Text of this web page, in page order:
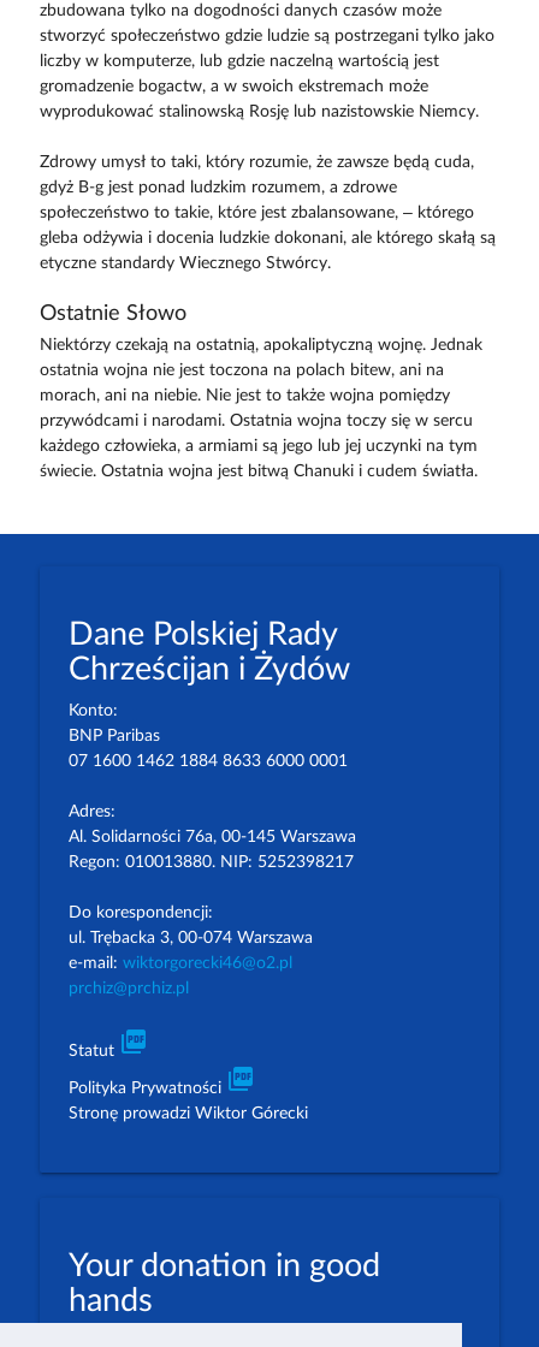
zbudowana tylko na dogodności danych czasów może
stworzyć społeczeństwo gdzie ludzie są postrzegani tylko jako
liczby w komputerze, lub gdzie naczelną wartością jest
gromadzenie bogactw, a w swoich ekstremach może
wyprodukować stalinowską Rosję lub nazistowskie Niemcy.
Zdrowy umysł to taki, który rozumie, że zawsze będą cuda,
gdyż B-g jest ponad ludzkim rozumem, a zdrowe
społeczeństwo to takie, które jest zbalansowane, – którego
gleba odżywia i docenia ludzkie dokonani, ale którego skałą są
etyczne standardy Wiecznego Stwórcy.
Ostatnie Słowo
Niektórzy czekają na ostatnią, apokaliptyczną wojnę. Jednak
ostatnia wojna nie jest toczona na polach bitew, ani na
morach, ani na niebie. Nie jest to także wojna pomiędzy
przywódcami i narodami. Ostatnia wojna toczy się w sercu
każdego człowieka, a armiami są jego lub jej uczynki na tym
świecie. Ostatnia wojna jest bitwą Chanuki i cudem światła.
Dane Polskiej Rady
Chrześcijan i Żydów
Konto:
BNP Paribas
07 1600 1462 1884 8633 6000 0001
Adres:
Al. Solidarności 76a, 00-145 Warszawa
Regon: 010013880. NIP: 5252398217
Do korespondencji:
ul. Trębacka 3, 00-074 Warszawa
e-mail: wiktorgorecki46@o2.pl
prchiz@prchiz.pl
Statut picture_as_pdf
Polityka Prywatności picture_as_pdf
Stronę prowadzi Wiktor Górecki
Your donation in good
hands